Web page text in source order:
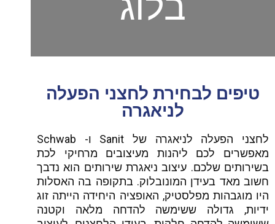
טיפים לבחירת לחצני הפעלה
לניאגרה
לחצני הפעלה לניאגרה של Sanit ו- Schwab
מאפשרים לכם ליהנות מעיצובים מרחיקי לכת
בשירותים שלכם. עיצוב ניאגרת שירותים הוא נדבך
חשוב מאד בעידן המונובלוק. בתקופה בה האסלות
היו מוגבהות מפלסטיק, האופציה היחידה הייתה זוג
ידיות, גדולה ששימשה להדחה מלאה וקטנה